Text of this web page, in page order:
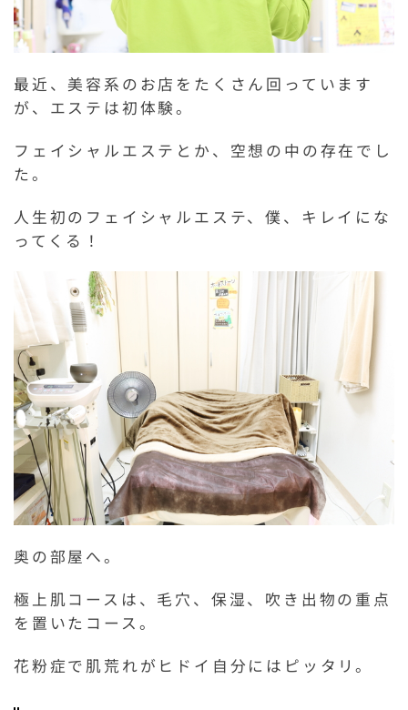
最近、美容系のお店をたくさん回っています
が、エステは初体験。
フェイシャルエステとか、空想の中の存在でし
た。
人生初のフェイシャルエステ、僕、キレイにな
ってくる！
奥の部屋へ。
極上肌コースは、毛穴、保湿、吹き出物の重点
を置いたコース。
花粉症で肌荒れがヒドイ自分にはピッタリ。